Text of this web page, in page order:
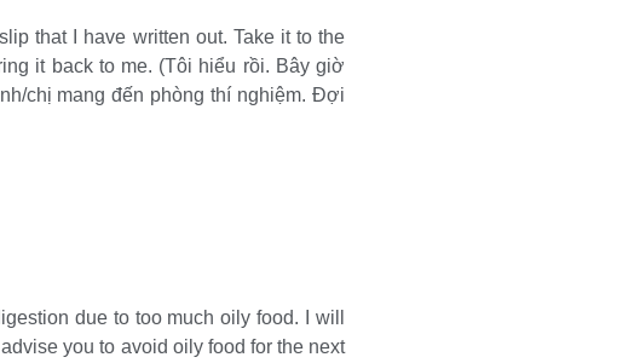
that I have written out. Take it to the
it back to me. (Tôi hiểu rồi. Bây giờ
chị mang đến phòng thí nghiệm. Đợi
due to too much oily food. I will
you to avoid oily food for the next